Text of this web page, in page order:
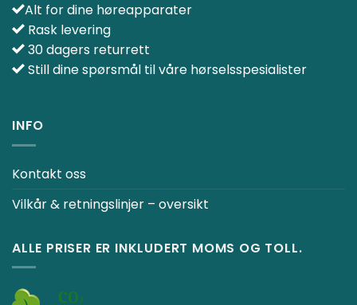
Alt for dine høreapparater
Rask levering
30 dagers returrett
Still dine spørsmål til våre hørselsspesialister
INFO
Kontakt oss
Vilkår & retningslinjer – oversikt
ALLE PRISER ER INKLUDERT MOMS OG TOLL.